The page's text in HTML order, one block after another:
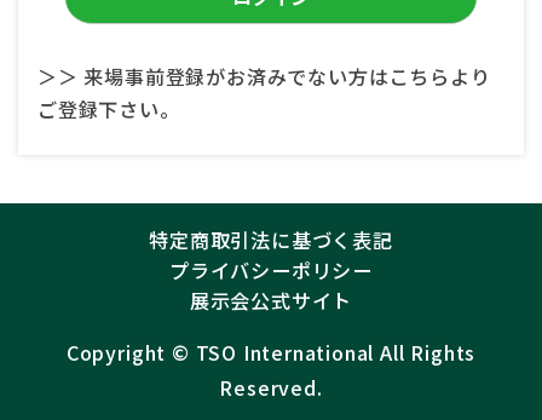
＞＞ 来場事前登録がお済みでない方はこちらより
ご登録下さい。
特定商取引法に基づく表記
プライバシーポリシー
展示会公式サイト
Copyright ©︎ TSO International All Rights
Reserved.